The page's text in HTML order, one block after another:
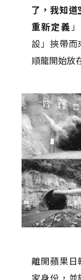
了，我知
重新定義
設」挾帶
順龍開始放
離開蘋果